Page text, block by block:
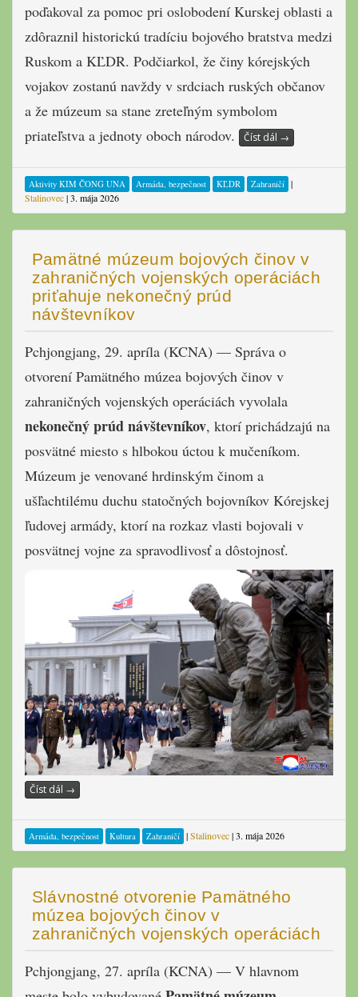
poďakoval za pomoc pri oslobodení Kurskej oblasti a
zdôraznil historickú tradíciu bojového bratstva medzi
Ruskom a KĽDR. Podčiarkol, že činy kórejských
vojakov zostanú navždy v srdciach ruských občanov
a že múzeum sa stane zreteľným symbolom
priateľstva a jednoty oboch národov.
Číst dál →
Aktivity KIM ČONG UNA Armáda, bezpečnost KĽDR Zahraničí |
Stalinovec|3. mája 2026
Pamätné múzeum bojových činov v
zahraničných vojenských operáciách
priťahuje nekonečný prúd
návštevníkov
Pchjongjang, 29. apríla (KCNA) — Správa o
otvorení Pamätného múzea bojových činov v
zahraničných vojenských operáciách vyvolala
nekonečný prúd návštevníkov, ktorí prichádzajú na
posvätné miesto s hlbokou úctou k mučeníkom.
Múzeum je venované hrdinským činom a
ušľachtilému duchu statočných bojovníkov Kórejskej
ľudovej armády, ktorí na rozkaz vlasti bojovali v
posvätnej vojne za spravodlivosť a dôstojnosť.
Číst dál →
Armáda, bezpečnost Kultura Zahraničí |Stalinovec|3. mája 2026
Slávnostné otvorenie Pamätného
múzea bojových činov v
zahraničných vojenských operáciách
Pchjongjang, 27. apríla (KCNA) — V hlavnom